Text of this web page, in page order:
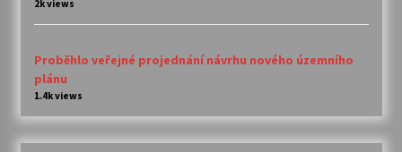
2k views
Proběhlo veřejné projednání návrhu nového územního
plánu
1.4k views